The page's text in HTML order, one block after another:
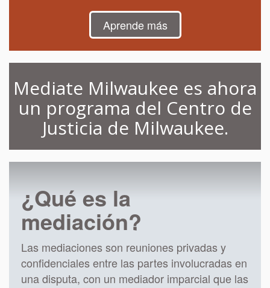
Aprende más
Mediate Milwaukee es ahora
un programa del Centro de
Justicia de Milwaukee.
¿Qué es la
mediación?
Las mediaciones son reuniones privadas y
confidenciales entre las partes involucradas en
una disputa, con un mediador imparcial que las